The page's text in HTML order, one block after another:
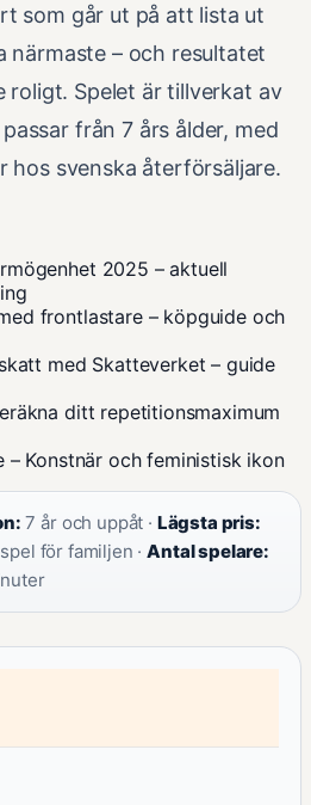
som går ut på att lista ut
närmaste – och resultatet
roligt. Spelet är tillverkat av
från 7 års ålder, med
hos svenska återförsäljare.
2025 – aktuell
frontlastare – köpguide och
med Skatteverket – guide
ditt repetitionsmaximum
– Konstnär och feministisk ikon
7 år och uppåt · Lägsta pris:
för familjen ·Antal spelare: